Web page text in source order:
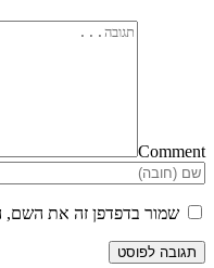
Comment
שמור בדפדפן זה את השם,